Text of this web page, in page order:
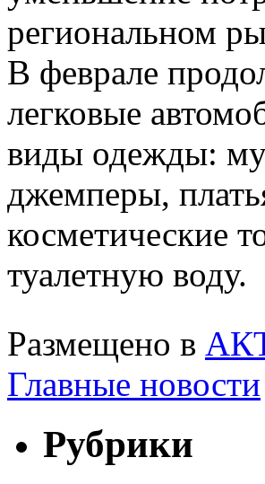
региональном
В феврале
легковые
виды одежды:
джемперы,
косметические
туалетную воду.
Размещено в
Главные новости
Рубрики